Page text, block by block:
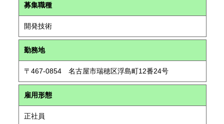
募集職種
開発技術
勤務地
〒467-0854 名古屋市瑞穂区浮島町12番24号
雇用形態
正社員